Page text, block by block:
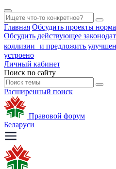
Главная Обсудить проекты
Обсудить действующее
коллизии и предложить
устроено
Личный кабинет
Поиск по сайту
Расширенный поиск
Правовой форум
Беларуси